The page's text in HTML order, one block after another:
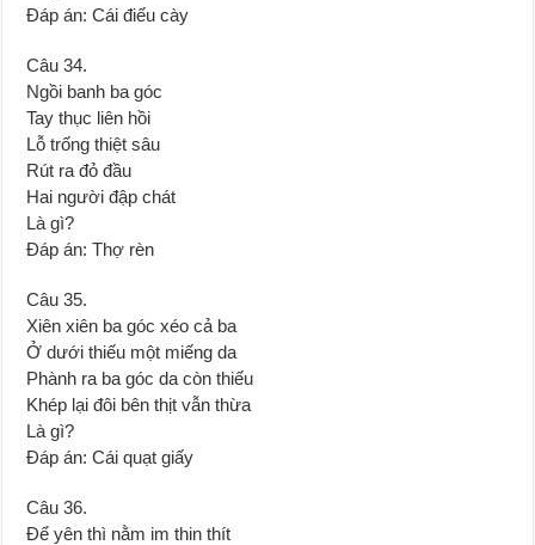
Đáp án: Cái điếu cày
Câu 34.
Ngồi banh ba góc
Tay thục liên hồi
Lỗ trống thiệt sâu
Rút ra đỏ đầu
Hai người đập chát
Là gì?
Đáp án: Thợ rèn
Câu 35.
Xiên xiên ba góc xéo cả ba
Ở dưới thiếu một miếng da
Phành ra ba góc da còn thiếu
Khép lại đôi bên thịt vẫn thừa
Là gì?
Đáp án: Cái quạt giấy
Câu 36.
Để yên thì nằm im thin thít